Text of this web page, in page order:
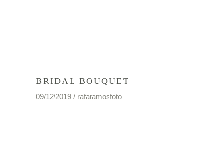
BRIDAL BOUQUET
09/12/2019 rafaramosfoto